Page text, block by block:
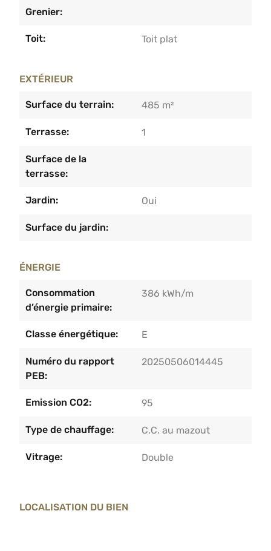
Grenier:
Toit: Toit plat
EXTÉRIEUR
Surface du terrain: 485 m²
Terrasse: 1
Surface de la
terrasse:
Jardin: Oui
Surface du jardin:
ÉNERGIE
Consommation
d’énergie primaire:
386 kWh/m
Classe énergétique: E
Numéro du rapport
PEB:
20250506014445
Emission CO2: 95
Type de chauffage: C.C. au mazout
Vitrage: Double
LOCALISATION DU BIEN